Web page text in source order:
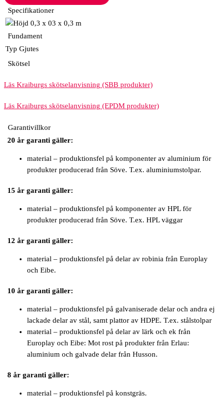
Specifikationer
0,3 x 03 x 0,3 m
Fundament
Typ Gjutes
Skötsel
Läs Kraiburgs skötselanvisning (SBB produkter)
Läs Kraiburgs skötselanvisning (EPDM produkter)
Garantivillkor
20 år garanti gäller:
material – produktionsfel på komponenter av aluminium för
produkter producerad från Söve. T.ex. aluminiumstolpar.
15 år garanti gäller:
material – produktionsfel på komponenter av HPL för
produkter producerad från Söve. T.ex. HPL väggar
12 år garanti gäller:
material – produktionsfel på delar av robinia från Europlay
och Eibe.
10 år garanti gäller:
material – produktionsfel på galvaniserade delar och andra ej
lackade delar av stål, samt plattor av HDPE. T.ex. stålstolpar
material – produktionsfel på delar av lärk och ek från
Europlay och Eibe: Mot rost på produkter från Erlau:
aluminium och galvade delar från Husson.
8 år garanti gäller:
material – produktionsfel på konstgräs.